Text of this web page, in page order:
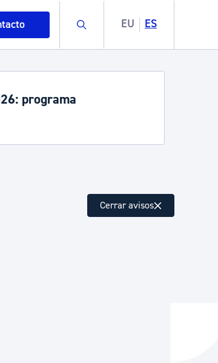
Buscar EU ES
programa
Cerrar avisos